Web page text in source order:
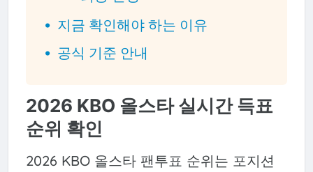
지금 확인해야 하는 이유
공식 기준 안내
2026 KBO 올스타 실시간 득표
순위 확인
2026 KBO 올스타 팬투표 순위는 포지션